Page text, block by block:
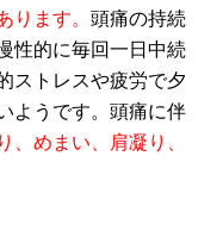
ります。 頭痛の持続
性的に毎回一日中続
ストレスや疲労で夕
ようです。頭痛に伴
、めまい、肩凝り、